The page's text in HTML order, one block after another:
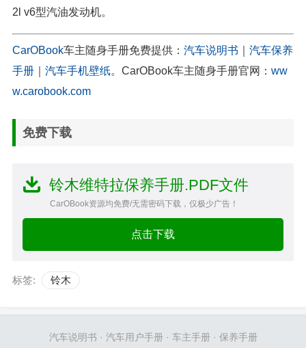
2l v6型汽油发动机。
CarOBook车主随身手册免费提供： 汽车说明书
汽车保养
手册
汽车手机壁纸。CarOBook车主随身手册官网： ww
w.carobook.com
免费下载
铃木维特拉保养手册.PDF文件
CarOBook资源均免费/无需密码下载，仅极少广告！
点击下载
标签: 铃木
汽车说明书 · 汽车用户手册· 车主手册· 保养手册